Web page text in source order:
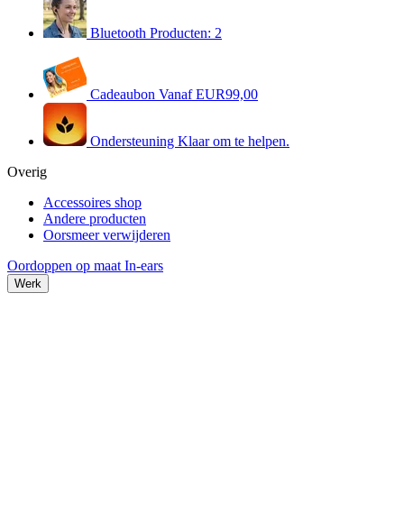
Bluetooth Producten: 2
Cadeaubon Vanaf EUR99,00
Ondersteuning Klaar om te helpen.
Overig
Accessoires shop
Andere producten
Oorsmeer verwijderen
Oordoppen op maat In-ears
Werk